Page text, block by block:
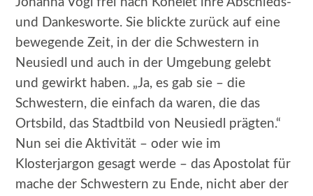
und Dankesworte. Sie blickte zurück auf eine
bewegende Zeit, in der die Schwestern in
Neusiedl und auch in der Umgebung gelebt
und gewirkt haben. „Ja, es gab sie – die
Schwestern, die einfach da waren, die das
Ortsbild, das Stadtbild von Neusiedl prägten.“
Nun sei die Aktivität – oder wie im
Klosterjargon gesagt werde – das Apostolat für
mache der Schwestern zu Ende, nicht aber der